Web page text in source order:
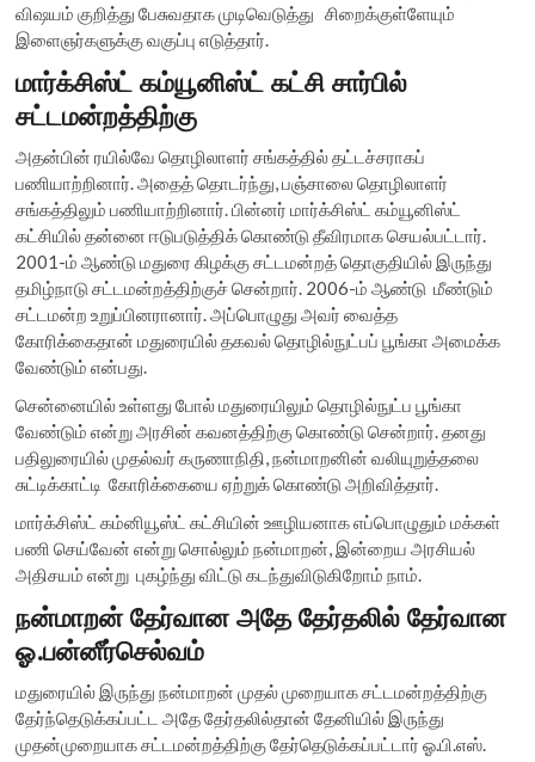
விஷயம் குறித்து பேசுவதாக முடிவெடுத்து சிறைக்குள்ளேயும்
இளைஞர்களுக்கு வகுப்பு எடுத்தார்.
மார்க்சிஸ்ட் கம்யூனிஸ்ட் கட்சி சார்பில்
சட்டமன்றத்திற்கு
அதன்பின் ரயில்வே தொழிலாளர் சங்கத்தில் தட்டச்சராகப்
பணியாற்றினார். அதைத் தொடர்ந்து, பஞ்சாலை தொழிலாளர்
சங்கத்திலும் பணியாற்றினார். பின்னர் மார்க்சிஸ்ட் கம்யூனிஸ்ட்
கட்சியில் தன்னை ஈடுபடுத்திக் கொண்டு தீவிரமாக செயல்பட்டார்.
2001-ம் ஆண்டு மதுரை கிழக்கு சட்டமன்றத் தொகுதியில் இருந்து
தமிழ்நாடு சட்டமன்றத்திற்குச் சென்றார். 2006-ம் ஆண்டு மீண்டும்
சட்டமன்ற உறுப்பினரானார். அப்பொழுது அவர் வைத்த
கோரிக்கைதான் மதுரையில் தகவல் தொழில்நுட்பப் பூங்கா அமைக்க
வேண்டும் என்பது.
சென்னையில் உள்ளது போல் மதுரையிலும் தொழில்நுட்ப பூங்கா
வேண்டும் என்று அரசின் கவனத்திற்கு கொண்டு சென்றார். தனது
பதிலுரையில் முதல்வர் கருணாநிதி, நன்மாறனின் வலியுறுத்தலை
சுட்டிக்காட்டி கோரிக்கையை ஏற்றுக் கொண்டு அறிவித்தார்.
மார்க்சிஸ்ட் கம்னியூஸ்ட் கட்சியின் ஊழியனாக எப்பொழுதும் மக்கள்
பணி செய்வேன் என்று சொல்லும் நன்மாறன், இன்றைய அரசியல்
அதிசயம் என்று புகழ்ந்து விட்டு கடந்துவிடுகிறோம் நாம்.
நன்மாறன் தேர்வான அதே தேர்தலில் தேர்வான
ஓ.பன்னீர்செல்வம்
மதுரையில் இருந்து நன்மாறன் முதல் முறையாக சட்டமன்றத்திற்கு
தேர்ந்தெடுக்கப்பட்ட அதே தேர்தலில்தான் தேனியில் இருந்து
முதன்முறையாக சட்டமன்றத்திற்கு தேர்தெடுக்கப்பட்டார் ஓ.பி.எஸ்.